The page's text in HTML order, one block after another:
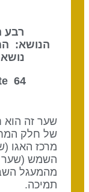
רבע
הנושא:
נושא
64 Gate 59<
שער זה הוא
של חלק
מהמעגל
תמיכה.